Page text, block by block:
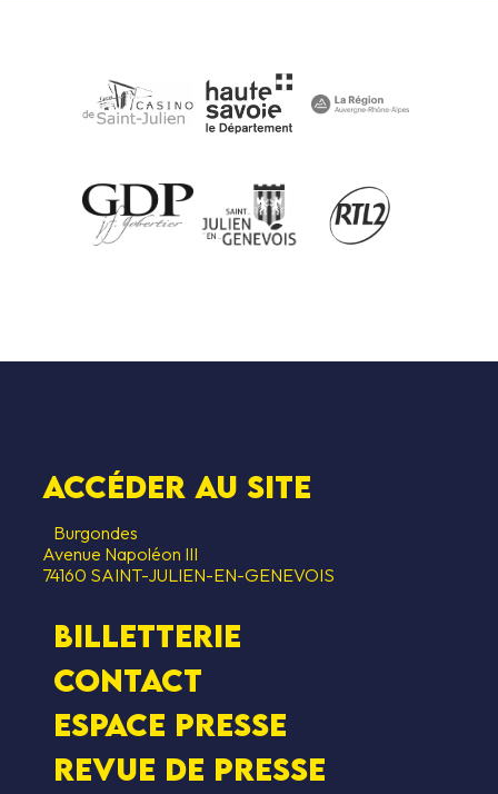
Accéder au SITE
Burgondes
Avenue Napoléon III
74160 SAINT-JULIEN-EN-GENEVOIS
Billetterie
Contact
Espace presse
Revue de presse